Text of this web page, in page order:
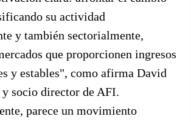
su actividad
y también sectorialmente,
que proporcionen ingresos
y estables", como afirma David
y socio director de AFI.
parece un movimiento